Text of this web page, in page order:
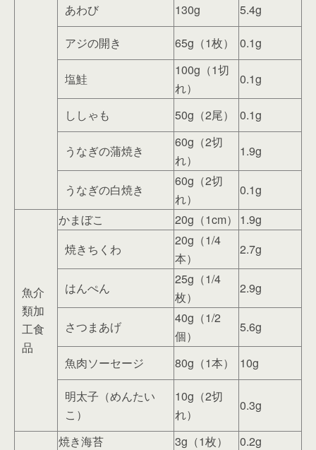
あわび 130g 5.4g
アジの開き 65g（1枚） 0.1g
塩鮭
100g（1切
れ）
0.1g
ししゃも 50g（2尾） 0.1g
うなぎの蒲焼き
60g（2切
れ）
1.9g
うなぎの白焼き
60g（2切
れ）
0.1g
魚介
類加
工食
品
かまぼこ 20g（1cm）
1.9g
焼きちくわ
20g（1/4
本）
2.7g
はんぺん
25g（1/4
枚）
2.9g
さつまあげ
40g（1/2
個）
5.6g
魚肉ソーセージ 80g（1本） 10g
明太子（めんたい
こ）
10g（2切
れ）
0.3g
焼き海苔 3g（1枚）
0.2g